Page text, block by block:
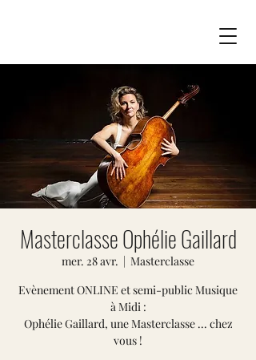
Masterclasse Ophélie Gaillard
mer. 28 avr.
  |
Masterclasse
Evènement ONLINE et semi-public Musique
à Midi :
Ophélie Gaillard, une Masterclasse ... chez